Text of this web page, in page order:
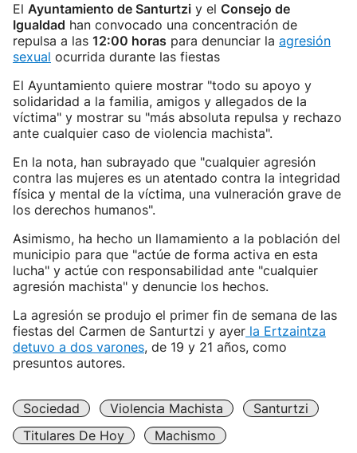
El Ayuntamiento de Santurtzi y el Consejo de
Igualdad han convocado una concentración de
repulsa a las 12:00 horas para denunciar la agresión
sexual ocurrida durante las fiestas
El Ayuntamiento quiere mostrar "todo su apoyo y
solidaridad a la familia, amigos y allegados de la
víctima" y mostrar su "más absoluta repulsa y rechazo
ante cualquier caso de violencia machista".
En la nota, han subrayado que "cualquier agresión
contra las mujeres es un atentado contra la integridad
física y mental de la víctima, una vulneración grave de
los derechos humanos".
Asimismo, ha hecho un llamamiento a la población del
municipio para que "actúe de forma activa en esta
lucha" y actúe con responsabilidad ante "cualquier
agresión machista" y denuncie los hechos.
La agresión se produjo el primer fin de semana de las
fiestas del Carmen de Santurtzi y ayer la Ertzaintza
detuvo a dos varones, de 19 y 21 años, como
presuntos autores.
Sociedad Violencia Machista
Santurtzi
Titulares De Hoy
Machismo